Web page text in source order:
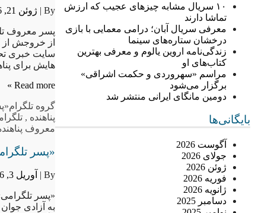
۱۰ سریال مشابه چیزهای عجیب که ارزش
تماشا دارند
معرفی سریال آبان؛ درامی معمایی با بازی
درخشان ستاره‌های سینما
زندگی‌نامه اروین یالوم و معرفی بهترین
کتاب‌های او
مراسم «سهروردی و حکمت اشراقی»
برگزار می‌شود
دومین مانگای ایرانی منتشر شد
بایگانی‌ها
آگوست 2026
جولای 2026
ژوئن 2026
فوریه 2026
ژانویه 2026
دسامبر 2025
By | ژوئن 21, 2016
پسر معروف
از خروجش از
سایت خبری
هایش برای
Read more »
گروه تلگرام
پناهنده ,
معروف
«پسر
By | آوریل 3, 2016
«پسر
به آزادی